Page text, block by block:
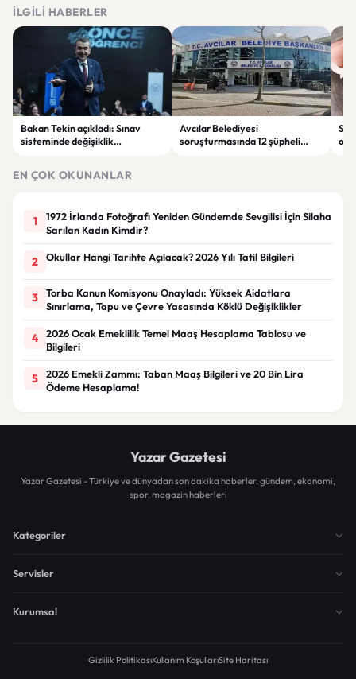
İLGILI HABERLER
Bakan Tekin açıkladı: Sınav
sisteminde değişiklik
Avcılar Belediyesi
soruşturmasında 12 şüpheli
EN ÇOK OKUNANLAR
1
1972 İrlanda Fotoğrafı Yeniden Gündemde Sevgilisi İçin Silaha
Sarılan Kadın Kimdir?
2 Okullar Hangi Tarihte Açılacak? 2026 Yılı Tatil Bilgileri
3
Torba Kanun Komisyonu Onayladı: Yüksek Aidatlara
Sınırlama, Tapu ve Çevre Yasasında Köklü Değişiklikler
4
2026 Ocak Emeklilik Temel Maaş Hesaplama Tablosu ve
Bilgileri
5
2026 Emekli Zammı: Taban Maaş Bilgileri ve 20 Bin Lira
Ödeme Hesaplama!
Yazar Gazetesi
Yazar Gazetesi - Türkiye ve dünyadan son dakika haberler, gündem, ekonomi,
spor, magazin haberleri
Kategoriler
Servisler
Kurumsal
Gizlilik PolitikasıKullanım KoşullarıSite Haritası